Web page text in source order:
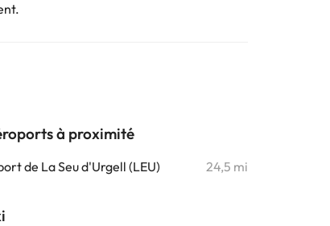
à proximité
de La Seu d'Urgell (LEU) 24,5 mi